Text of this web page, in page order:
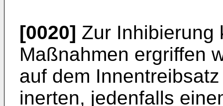
[0020] Zur Inhibierung
Maßnahmen ergriffen
auf dem
inerten, jedenfalls